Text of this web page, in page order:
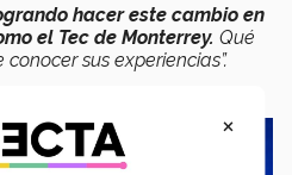
hacer este cambio en
el Tec de Monterrey. Qué
sus experiencias”.
×